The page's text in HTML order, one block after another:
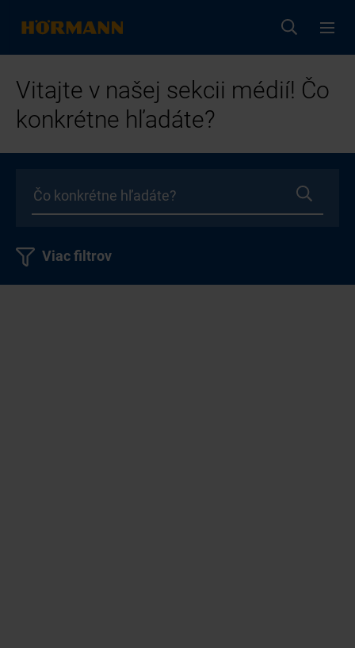
Vitajte v našej sekcii médií! Čo
konkrétne hľadáte?
Viac filtrov